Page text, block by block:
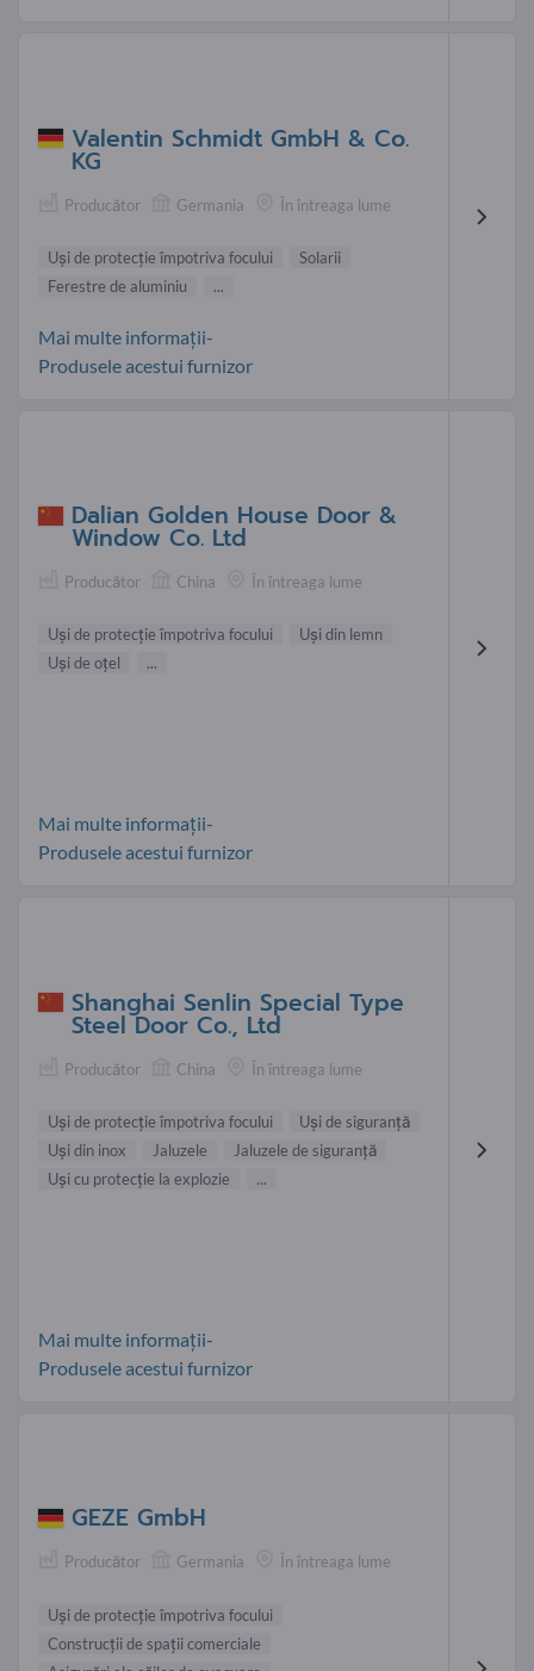
Valentin Schmidt GmbH & Co.
KG
Producător Germania În întreaga lume
Uşi de protecţie împotriva focului
Solarii
Ferestre de aluminiu
...
Mai multe informații-
Produsele acestui furnizor
Dalian Golden House Door &
Window Co. Ltd
Producător China În întreaga lume
Uşi de protecţie împotriva focului
Uşi din lemn
Uşi de oţel
...
Mai multe informații-
Produsele acestui furnizor
Shanghai Senlin Special Type
Steel Door Co., Ltd
Producător China În întreaga lume
Uşi de protecţie împotriva focului
Uşi de siguranţă
Uşi din inox
Jaluzele
Jaluzele de siguranţă
Uşi cu protecţie la explozie
...
Mai multe informații-
Produsele acestui furnizor
GEZE GmbH
Producător Germania În întreaga lume
Uşi de protecţie împotriva focului
Construcţii de spaţii comerciale